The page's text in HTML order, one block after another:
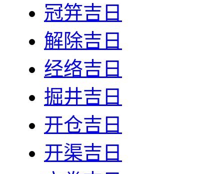
冠笄吉日
解除吉日
经络吉日
掘井吉日
开仓吉日
开渠吉日